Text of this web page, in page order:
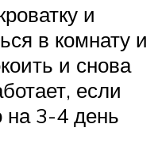
и
в комнату и
и снова
если
на 3-4 день